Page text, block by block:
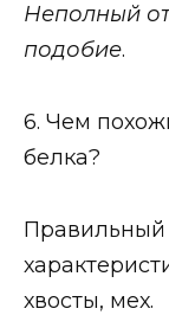
Неполный
подобие.
6. Чем
белка?
Правильный
хвосты, мех.